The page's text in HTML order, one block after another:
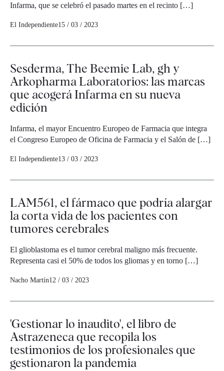
Infarma, que se celebró el pasado martes en el recinto […]
El Independiente15 / 03 / 2023
Sesderma, The Beemie Lab, gh y
Arkopharma Laboratorios: las marcas
que acogerá Infarma en su nueva
edición
Infarma, el mayor Encuentro Europeo de Farmacia que integra
el Congreso Europeo de Oficina de Farmacia y el Salón de […]
El Independiente13 / 03 / 2023
LAM561, el fármaco que podría alargar
la corta vida de los pacientes con
tumores cerebrales
El glioblastoma es el tumor cerebral maligno más frecuente.
Representa casi el 50% de todos los gliomas y en torno […]
Nacho Martín12 / 03 / 2023
'Gestionar lo inaudito', el libro de
Astrazeneca que recopila los
testimonios de los profesionales que
gestionaron la pandemia